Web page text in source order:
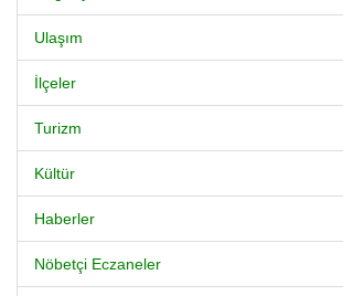
Ulaşım
İlçeler
Turizm
Kültür
Haberler
Nöbetçi Eczaneler